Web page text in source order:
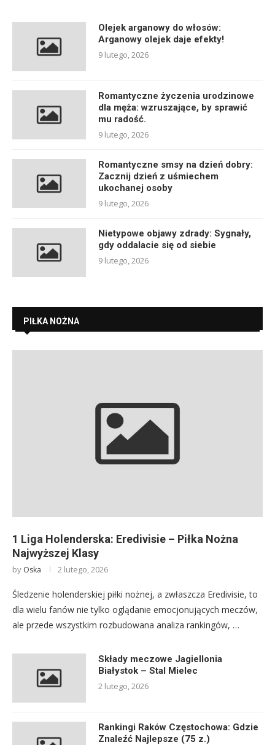
Olejek arganowy do włosów:
Arganowy olejek daje efekty!
9 lutego, 2026
Romantyczne życzenia urodzinowe
dla męża: wzruszające, by sprawić
mu radość.
9 lutego, 2026
Romantyczne smsy na dzień dobry:
Zacznij dzień z uśmiechem
ukochanej osoby
9 lutego, 2026
Nietypowe objawy zdrady: Sygnały,
gdy oddalacie się od siebie
9 lutego, 2026
PIŁKA NOŻNA
1 Liga Holenderska: Eredivisie – Piłka Nożna
Najwyższej Klasy
by Oska 2 lutego, 2026
Śledzenie holenderskiej piłki nożnej, a zwłaszcza Eredivisie, to
dla wielu fanów nie tylko oglądanie emocjonujących meczów,
ale przede wszystkim rozbudowana analiza rankingów, …
Składy meczowe Jagiellonia
Białystok – Stal Mielec
2 lutego, 2026
Rankingi Raków Częstochowa: Gdzie
Znaleźć Najlepsze (75 z.)